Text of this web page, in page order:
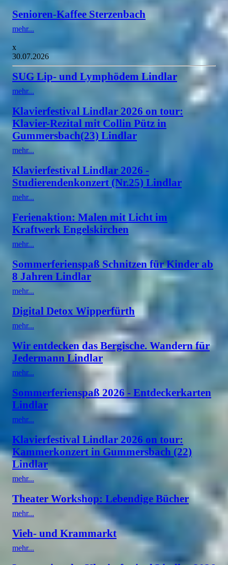
Senioren-Kaffee Sterzenbach
mehr...
x
30.07.2026
SUG Lip- und Lymphödem Lindlar
mehr...
Klavierfestival Lindlar 2026 on tour:
Klavier-Rezital mit Collin Pütz in
Gummersbach(23) Lindlar
mehr...
Klavierfestival Lindlar 2026 -
Studierendenkonzert (Nr.25) Lindlar
mehr...
Ferienaktion: Malen mit Licht im
Kraftwerk Engelskirchen
mehr...
Sommerferienspaß Schnitzen für Kinder ab
8 Jahren Lindlar
mehr...
Digital Detox Wipperfürth
mehr...
Wir entdecken das Bergische. Wandern für
Jedermann Lindlar
mehr...
Sommerferienspaß 2026 - Entdeckerkarten
Lindlar
mehr...
Klavierfestival Lindlar 2026 on tour:
Kammerkonzert in Gummersbach (22)
Lindlar
mehr...
Theater Workshop: Lebendige Bücher
mehr...
Vieh- und Krammarkt
mehr...